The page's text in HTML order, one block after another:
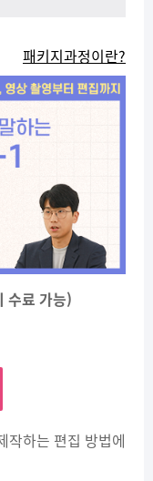
패키지과정이란?
수료 가능)
작하는 편집 방법에